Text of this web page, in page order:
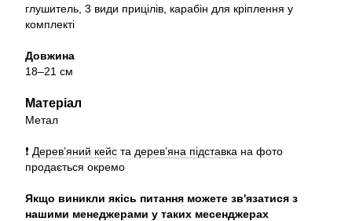
глушитель, 3 види прицілів, карабін для кріплення у
комплекті
Довжина
18–21 см
Матеріал
Метал
❗️ Дерев’яний кейс та дерев’яна підставка на фото
продається окремо
Якщо виникли якісь питання можете зв'язатися з
нашими менеджерами у таких месенджерах